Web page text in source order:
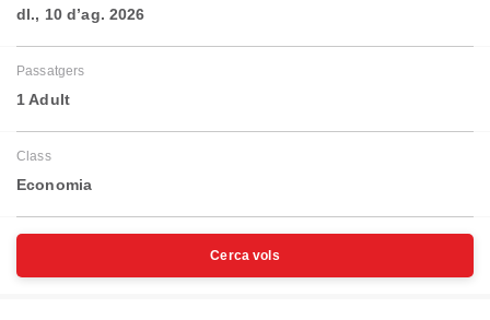
dl., 10 d’ag. 2026
Passatgers
1 Adult
Class
Economia
Cerca vols